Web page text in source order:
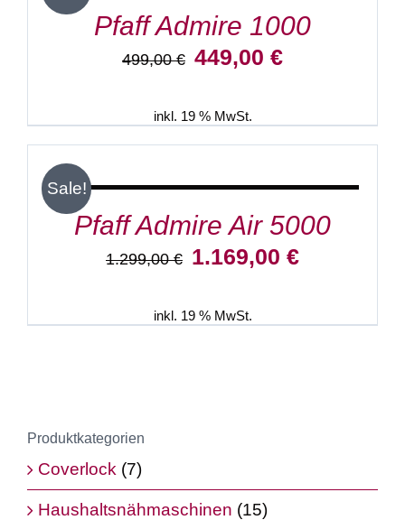
Pfaff Admire 1000
499,00€ Ursprünglicher
499,00 €
449,00 €Aktueller
inkl. 19 % MwSt.
Sale!
IN
Pfaff Admire Air 5000
1.299,00€ Ursprünglicher
1.299,00 €
1.169,00 €Aktueller
inkl. 19 % MwSt.
Produktkategorien
Coverlock (7)
Haushaltsnähmaschinen (15)